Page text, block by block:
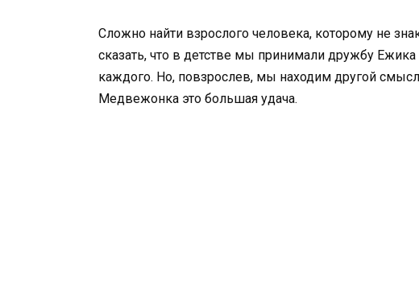
Сложно найти взрослого человека, которому не
сказать, что в детстве мы принимали дружбу
каждого. Но, повзрослев, мы находим другой
Медвежонка это большая удача.